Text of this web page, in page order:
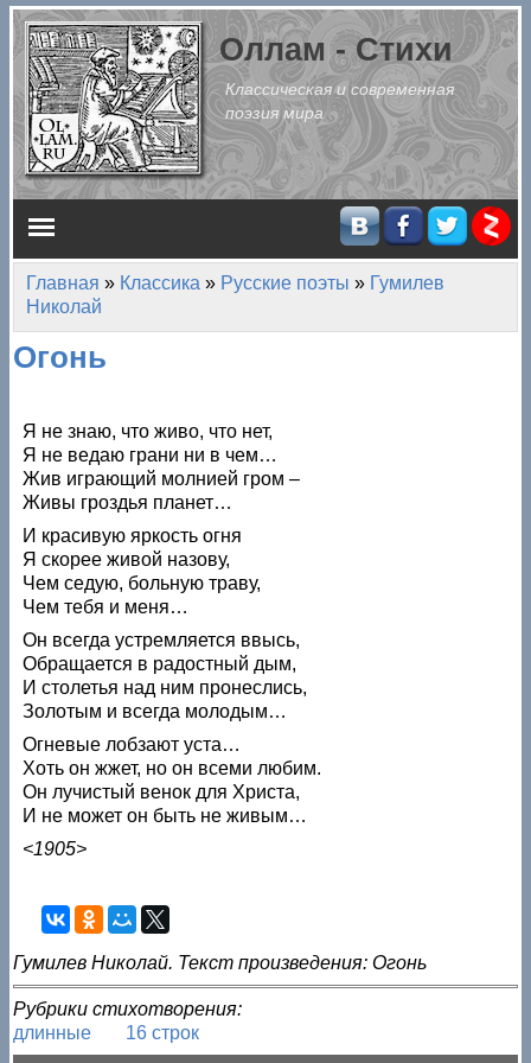
Перейти к основному содержанию
Оллам - Стихи
Классическая и современная
поэзия мира
Главное меню
Вы здесь
Главная » Классика » Русские поэты » Гумилев
Николай
Огонь
Я не знаю, что живо, что нет,
Я не ведаю грани ни в чем…
Жив играющий молнией гром –
Живы гроздья планет…
И красивую яркость огня
Я скорее живой назову,
Чем седую, больную траву,
Чем тебя и меня…
Он всегда устремляется ввысь,
Обращается в радостный дым,
И столетья над ним пронеслись,
Золотым и всегда молодым…
Огневые лобзают уста…
Хоть он жжет, но он всеми любим.
Он лучистый венок для Христа,
И не может он быть не живым…
<1905>
Гумилев Николай. Текст произведения: Огонь
Рубрики стихотворения:
длинные
16 строк